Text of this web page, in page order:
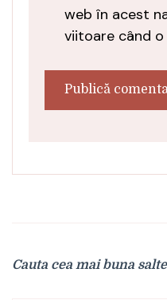
web în acest
viitoare când
Cauta cea mai buna